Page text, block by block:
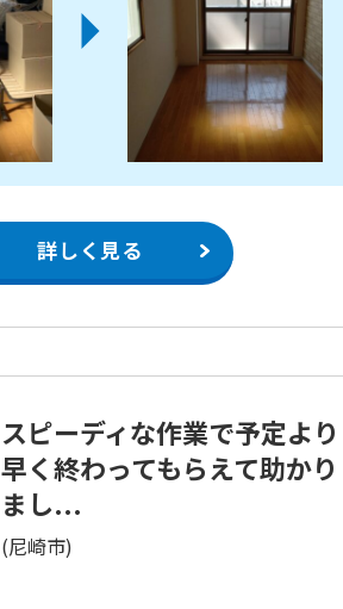
詳しく見る
スピーディな作業で予定より
早く終わってもらえて助かり
まし...
(尼崎市)